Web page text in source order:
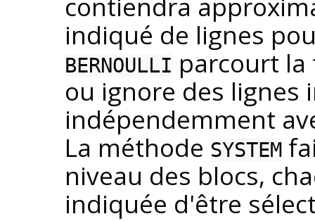
indiqué de lignes
BERNOULLI parcourt
ou ignore des lignes
indépendemment
La méthode SYSTEM
niveau des blocs,
indiquée d'être